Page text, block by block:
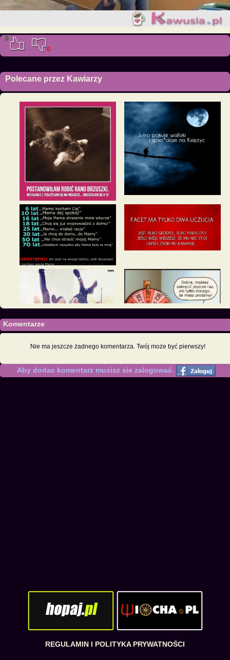
0
0
Polecane przez Kawiarzy
Komentarze
Nie ma jeszcze żadnego komentarza. Twój może być pierwszy!
Aby dodac komentarz musisz sie zalogować.
REGULAMIN I POLITYKA PRYWATNOŚCI